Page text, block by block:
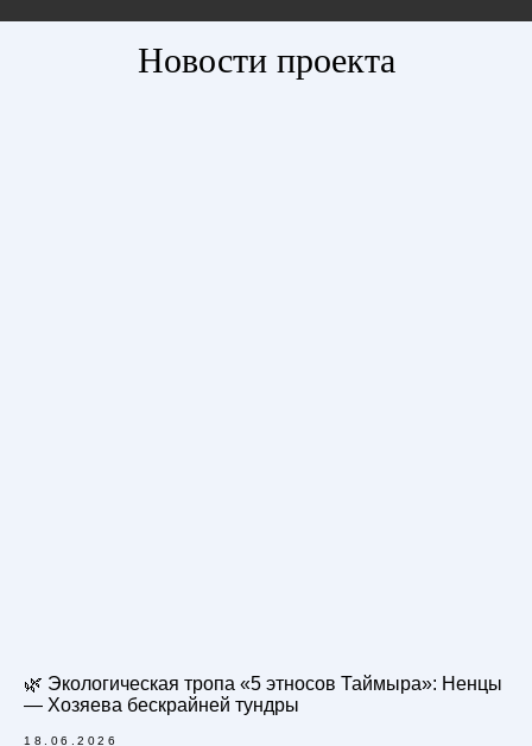
Новости проекта
🌿 Экологическая тропа «5 этносов Таймыра»: Ненцы
— Хозяева бескрайней тундры
18.06.2026